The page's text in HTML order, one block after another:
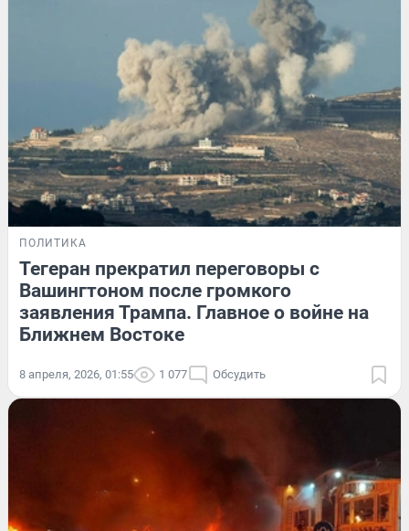
ПОЛИТИКА
Тегеран прекратил переговоры с
Вашингтоном после громкого
заявления Трампа. Главное о войне на
Ближнем Востоке
8 апреля, 2026, 01:55 1 077 Обсудить